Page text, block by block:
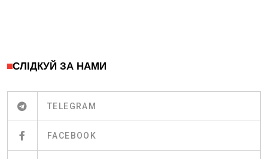
СЛІДКУЙ ЗА НАМИ
TELEGRAM
FACEBOOK